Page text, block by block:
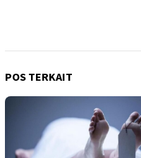
POS TERKAIT